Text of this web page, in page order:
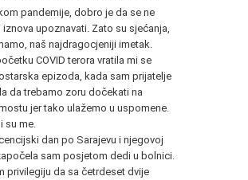
pandemije, dobro je da se ne
upoznavati. Zato su sjećanja,
naš najdragocjeniji imetak.
COVID terora vratila mi se
epizoda, kada sam prijatelje
da trebamo zoru dočekati na
jer tako ulažemo u uspomene.
su me.
dan po Sarajevu i njegovoj
sam posjetom dedi u bolnici.
privilegiju da sa četrdeset dvije